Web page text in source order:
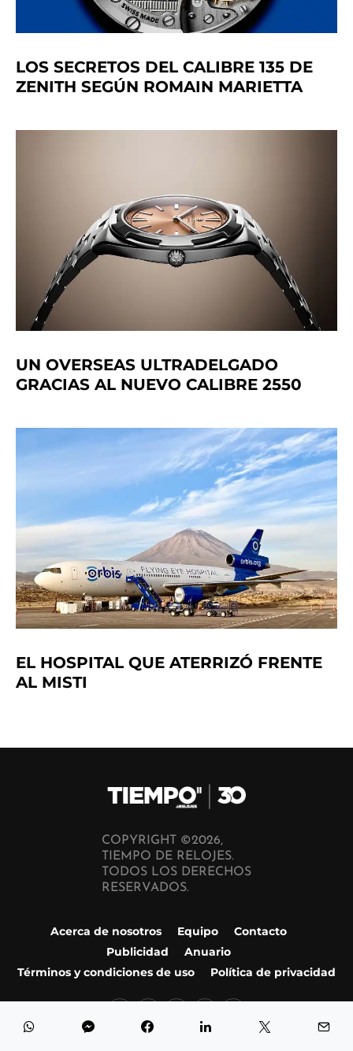
LOS SECRETOS DEL CALIBRE 135 DE
ZENITH SEGÚN ROMAIN MARIETTA
UN OVERSEAS ULTRADELGADO
GRACIAS AL NUEVO CALIBRE 2550
EL HOSPITAL QUE ATERRIZÓ FRENTE
AL MISTI
COPYRIGHT ©2026,
TIEMPO DE RELOJES.
TODOS LOS DERECHOS
RESERVADOS.
Acerca de nosotros Equipo
Contacto
Publicidad
Anuario
Términos y condiciones de uso
Política de privacidad